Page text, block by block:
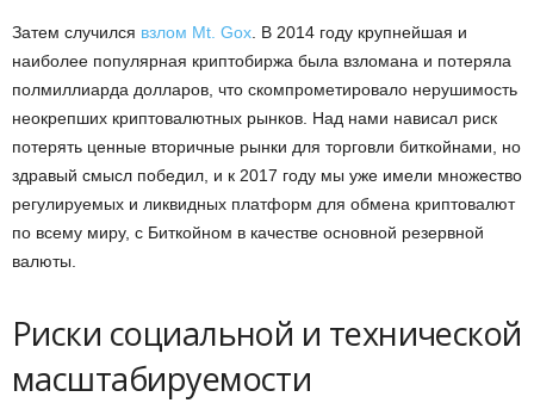
Затем случился взлом Mt. Gox. В 2014 году крупнейшая и
наиболее популярная криптобиржа была взломана и потеряла
полмиллиарда долларов, что скомпрометировало нерушимость
неокрепших криптовалютных рынков. Над нами нависал риск
потерять ценные вторичные рынки для торговли биткойнами, но
здравый смысл победил, и к 2017 году мы уже имели множество
регулируемых и ликвидных платформ для обмена криптовалют
по всему миру, с Биткойном в качестве основной резервной
валюты.
Риски социальной и технической
масштабируемости